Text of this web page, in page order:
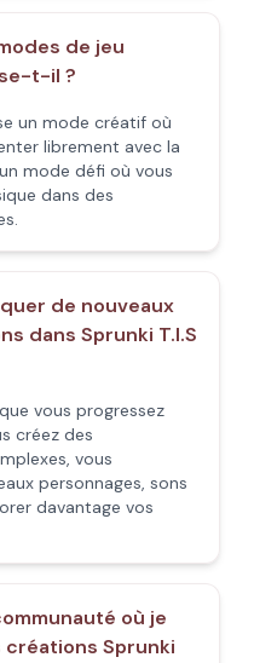
de jeu
t-il ?
un mode créatif où
librement avec la
mode défi où vous
dans des
de nouveaux
dans Sprunki T.I.S
vous progressez
créez des
vous
personnages, sons
davantage vos
où je
Sprunki